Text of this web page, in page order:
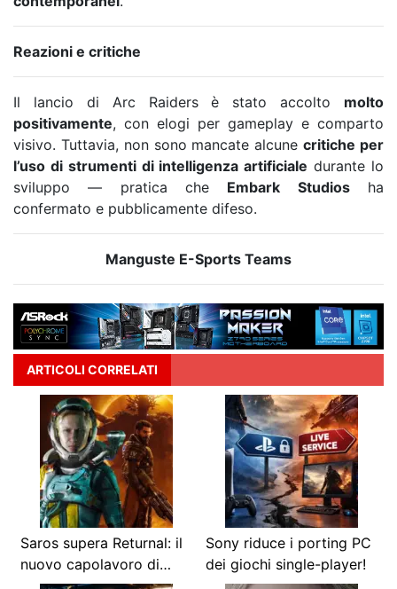
Reazioni e critiche
Il lancio di Arc Raiders è stato accolto molto
positivamente, con elogi per gameplay e comparto
visivo. Tuttavia, non sono mancate alcunecritiche per
l’uso di strumenti di intelligenza artificiale durante lo
sviluppo — pratica che Embark Studiosha
confermato e pubblicamente difeso.
Manguste E-Sports Teams
ARTICOLI CORRELATI
Saros supera Returnal: il
nuovo capolavoro di…
Sony riduce i porting PC
dei giochi single-player!